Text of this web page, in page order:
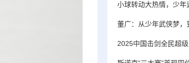
小球转动大热情，少年
董广：从少年武侠梦
2025中国击剑全民超